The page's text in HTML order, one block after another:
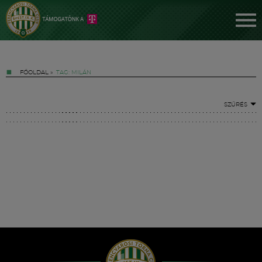
FŐOLDAL » TAG: MILÁN
SZŰRÉS
Hírek